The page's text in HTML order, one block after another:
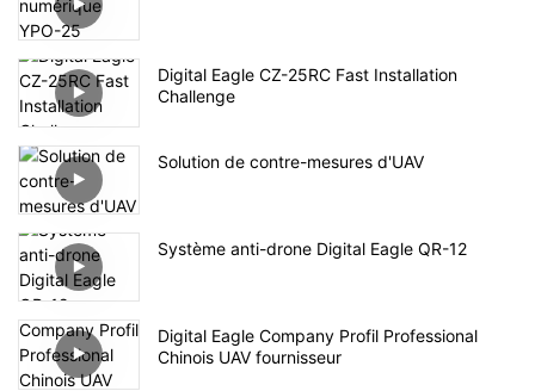
Digital Eagle CZ-25RC Fast Installation
Challenge
Solution de contre-mesures d'UAV
Système anti-drone Digital Eagle QR-12
Digital Eagle Company Profil Professional
Chinois UAV fournisseur